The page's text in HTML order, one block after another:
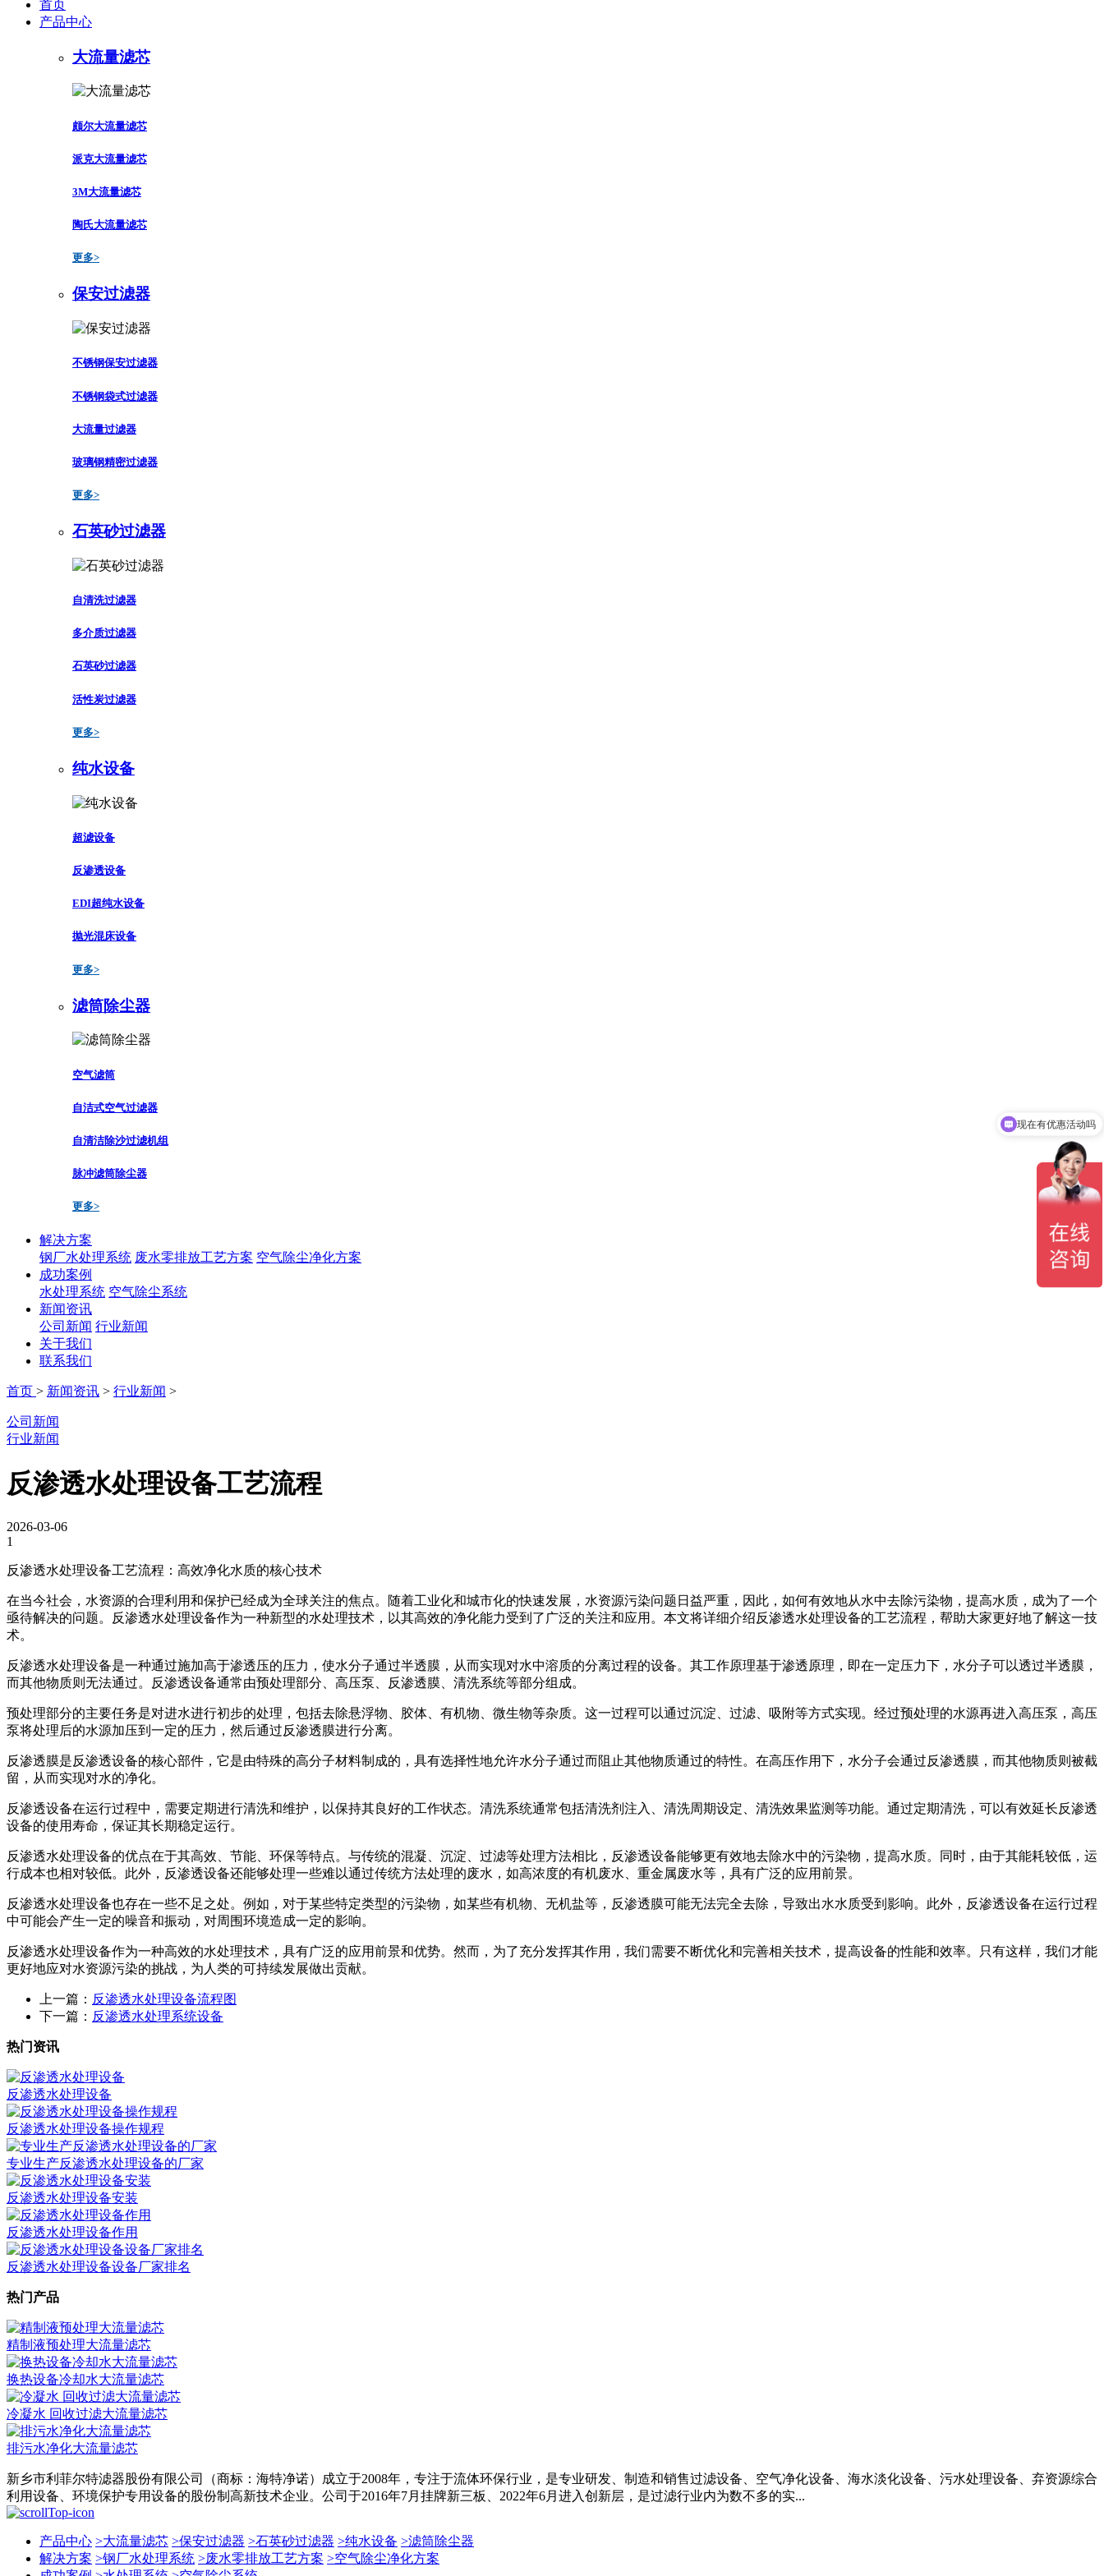
首页
产品中心
大流量滤芯
颇尔大流量滤芯
派克大流量滤芯
3M大流量滤芯
陶氏大流量滤芯
更多>
保安过滤器
不锈钢保安过滤器
不锈钢袋式过滤器
大流量过滤器
玻璃钢精密过滤器
更多>
石英砂过滤器
自清洗过滤器
多介质过滤器
石英砂过滤器
活性炭过滤器
更多>
纯水设备
超滤设备
反渗透设备
EDI超纯水设备
抛光混床设备
更多>
滤筒除尘器
空气滤筒
自洁式空气过滤器
自清洁除沙过滤机组
脉冲滤筒除尘器
更多>
解决方案
钢厂水处理系统 废水零排放工艺方案 空气除尘净化方案
成功案例
水处理系统 空气除尘系统
新闻资讯
公司新闻 行业新闻
关于我们
联系我们
首页 > 新闻资讯 > 行业新闻 >
公司新闻
行业新闻
反渗透水处理设备工艺流程
2026-03-06
1
反渗透水处理设备工艺流程：高效净化水质的核心技术
在当今社会，水资源的合理利用和保护已经成为全球关注的焦点。随着工业化和城市化的快速发展，水资源污染问题日益严重，因此，如何有效地从水中去除污染物，提高水质，成为了一个
亟待解决的问题。反渗透水处理设备作为一种新型的水处理技术，以其高效的净化能力受到了广泛的关注和应用。本文将详细介绍反渗透水处理设备的工艺流程，帮助大家更好地了解这一技
术。
反渗透水处理设备是一种通过施加高于渗透压的压力，使水分子通过半透膜，从而实现对水中溶质的分离过程的设备。其工作原理基于渗透原理，即在一定压力下，水分子可以透过半透膜，
而其他物质则无法通过。反渗透设备通常由预处理部分、高压泵、反渗透膜、清洗系统等部分组成。
预处理部分的主要任务是对进水进行初步的处理，包括去除悬浮物、胶体、有机物、微生物等杂质。这一过程可以通过沉淀、过滤、吸附等方式实现。经过预处理的水源再进入高压泵，高压
泵将处理后的水源加压到一定的压力，然后通过反渗透膜进行分离。
反渗透膜是反渗透设备的核心部件，它是由特殊的高分子材料制成的，具有选择性地允许水分子通过而阻止其他物质通过的特性。在高压作用下，水分子会通过反渗透膜，而其他物质则被截
留，从而实现对水的净化。
反渗透设备在运行过程中，需要定期进行清洗和维护，以保持其良好的工作状态。清洗系统通常包括清洗剂注入、清洗周期设定、清洗效果监测等功能。通过定期清洗，可以有效延长反渗透
设备的使用寿命，保证其长期稳定运行。
反渗透水处理设备的优点在于其高效、节能、环保等特点。与传统的混凝、沉淀、过滤等处理方法相比，反渗透设备能够更有效地去除水中的污染物，提高水质。同时，由于其能耗较低，运
行成本也相对较低。此外，反渗透设备还能够处理一些难以通过传统方法处理的废水，如高浓度的有机废水、重金属废水等，具有广泛的应用前景。
反渗透水处理设备也存在一些不足之处。例如，对于某些特定类型的污染物，如某些有机物、无机盐等，反渗透膜可能无法完全去除，导致出水水质受到影响。此外，反渗透设备在运行过程
中可能会产生一定的噪音和振动，对周围环境造成一定的影响。
反渗透水处理设备作为一种高效的水处理技术，具有广泛的应用前景和优势。然而，为了充分发挥其作用，我们需要不断优化和完善相关技术，提高设备的性能和效率。只有这样，我们才能
更好地应对水资源污染的挑战，为人类的可持续发展做出贡献。
上一篇： 反渗透水处理设备流程图
下一篇： 反渗透水处理系统设备
热门资讯
反渗透水处理设备
反渗透水处理设备操作规程
专业生产反渗透水处理设备的厂家
反渗透水处理设备安装
反渗透水处理设备作用
反渗透水处理设备设备厂家排名
热门产品
精制液预处理大流量滤芯
换热设备冷却水大流量滤芯
冷凝水 回收过滤大流量滤芯
排污水净化大流量滤芯
新乡市利菲尔特滤器股份有限公司（商标：海特净诺）成立于2008年，专注于流体环保行业，是专业研发、制造和销售过滤设备、空气净化设备、海水淡化设备、污水处理设备、弃资源综合
利用设备、环境保护专用设备的股份制高新技术企业。公司于2016年7月挂牌新三板、2022年6月进入创新层，是过滤行业内为数不多的实...
产品中心 >大流量滤芯 >保安过滤器 >石英砂过滤器 >纯水设备 >滤筒除尘器
解决方案 >钢厂水处理系统 >废水零排放工艺方案 >空气除尘净化方案
现在有优惠活动吗